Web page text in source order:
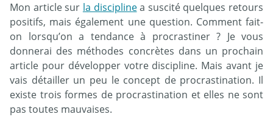
Mon article sur la disciplinea suscité quelques retours
positifs, mais également une question. Comment fait-
on lorsqu’on a tendance à procrastiner ? Je vous
donnerai des méthodes concrètes dans un prochain
article pour développer votre discipline. Mais avant je
vais détailler un peu le concept de procrastination. Il
existe trois formes de procrastination et elles ne sont
pas toutes mauvaises.